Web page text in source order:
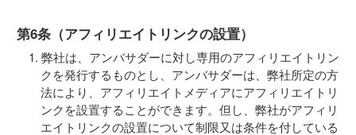
第6条（アフィリエイトリンクの設置）
弊社は、アンバサダーに対し専用のアフィリエイトリン
クを発行するものとし、アンバサダーは、弊社所定の方
法により、アフィリエイトメディアにアフィリエイトリ
ンクを設置することができます。但し、弊社がアフィリ
エイトリンクの設置について制限又は条件を付している